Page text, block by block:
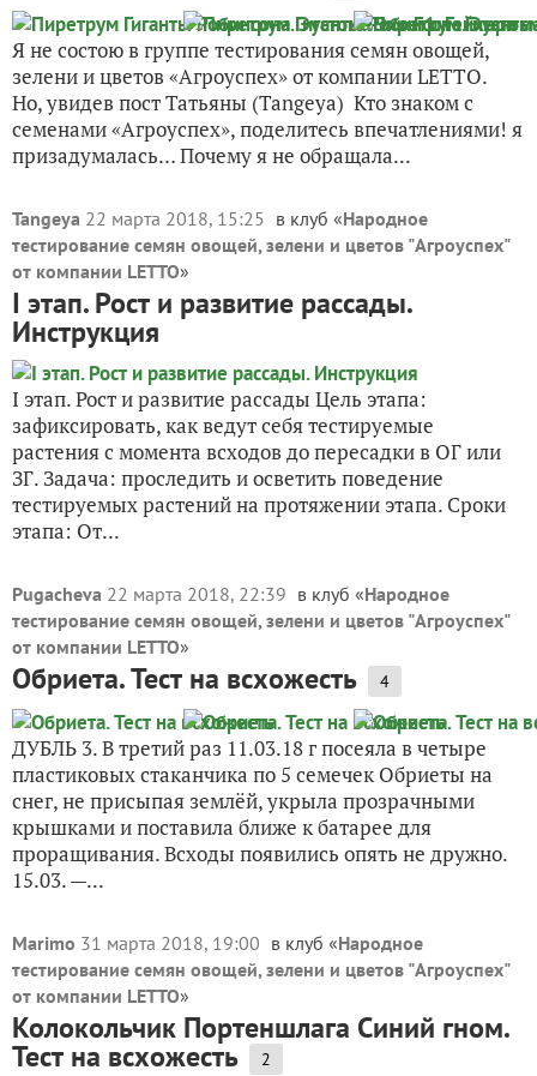
Я не состою в группе тестирования семян овощей,
зелени и цветов «Агроуспех» от компании LETTO.
Но, увидев пост Татьяны (Tangeya) Кто знаком с
семенами «Агроуспех», поделитесь впечатлениями! я
призадумалась… Почему я не обращала...
Tangeya 22 марта 2018, 15:25 в клуб «Народное
тестирование семян овощей, зелени и цветов "Агроуспех"
от компании LETTO»
I этап. Рост и развитие рассады.
Инструкция
I этап. Рост и развитие рассады Цель этапа:
зафиксировать, как ведут себя тестируемые
растения с момента всходов до пересадки в ОГ или
ЗГ. Задача: проследить и осветить поведение
тестируемых растений на протяжении этапа. Сроки
этапа: От...
Pugacheva 22 марта 2018, 22:39 в клуб «Народное
тестирование семян овощей, зелени и цветов "Агроуспех"
от компании LETTO»
Обриета. Тест на всхожесть 4
ДУБЛЬ 3. В третий раз 11.03.18 г посеяла в четыре
пластиковых стаканчика по 5 семечек Обриеты на
снег, не присыпая землёй, укрыла прозрачными
крышками и поставила ближе к батарее для
проращивания. Всходы появились опять не дружно.
15.03. —...
Marimo 31 марта 2018, 19:00 в клуб «Народное
тестирование семян овощей, зелени и цветов "Агроуспех"
от компании LETTO»
Колокольчик Портеншлага Синий гном.
Тест на всхожесть 2